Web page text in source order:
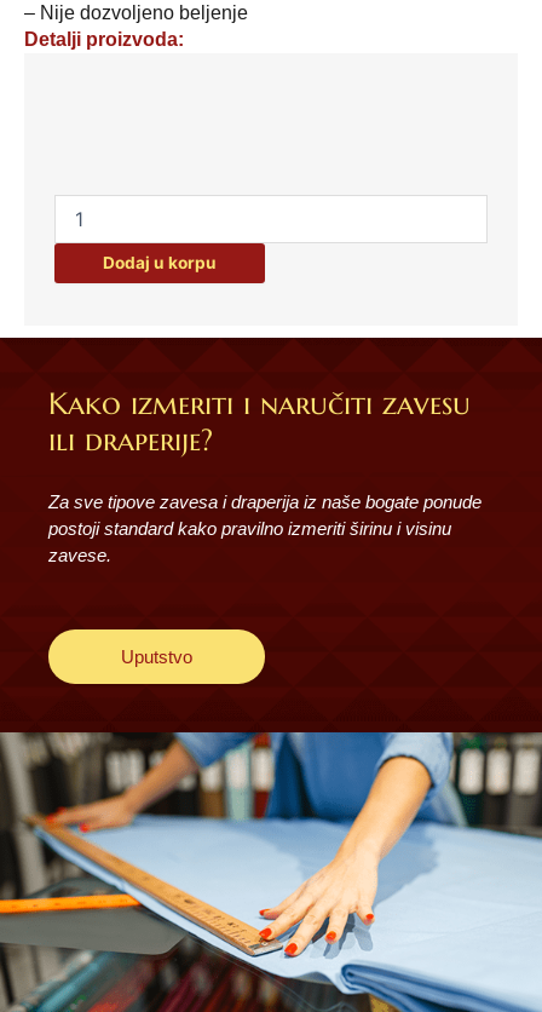
– Nije dozvoljeno beljenje
Detalji proizvoda:
kupatilo
50x80cm
siv
Dodaj u korpu
Kako izmeriti i naručiti zavesu
ili draperije?
Za sve tipove zavesa i draperija iz naše bogate ponude
postoji standard kako pravilno izmeriti širinu i visinu
zavese.
Uputstvo